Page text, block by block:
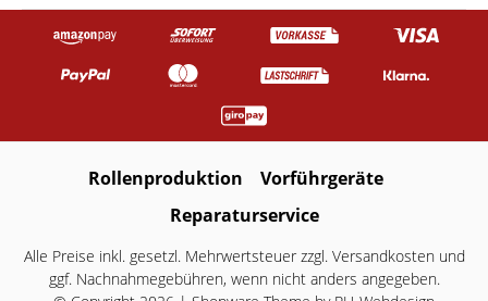
Rollenproduktion
Vorführgeräte
Reparaturservice
Alle Preise inkl. gesetzl. Mehrwertsteuer zzgl. Versandkostenund
ggf. Nachnahmegebühren, wenn nicht anders angegeben.